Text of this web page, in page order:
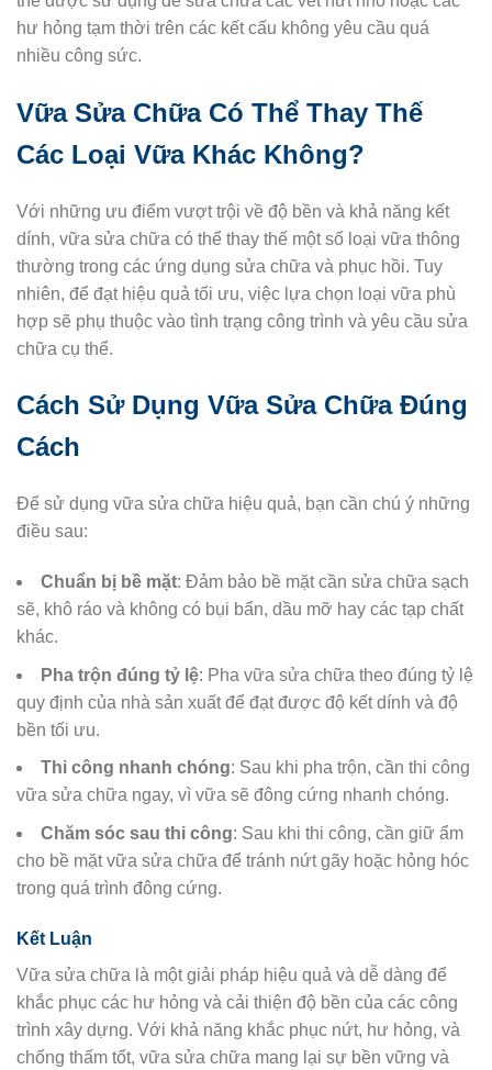
hư hỏng tạm thời trên các kết cấu không yêu cầu quá
nhiều công sức.
Vữa Sửa Chữa Có Thể Thay Thế
Các Loại Vữa Khác Không?
Với những ưu điểm vượt trội về độ bền và khả năng kết
dính, vữa sửa chữa có thể thay thế một số loại vữa thông
thường trong các ứng dụng sửa chữa và phục hồi. Tuy
nhiên, để đạt hiệu quả tối ưu, việc lựa chọn loại vữa phù
hợp sẽ phụ thuộc vào tình trạng công trình và yêu cầu sửa
chữa cụ thể.
Cách Sử Dụng Vữa Sửa Chữa Đúng
Cách
Để sử dụng vữa sửa chữa hiệu quả, bạn cần chú ý những
điều sau:
Chuẩn bị bề mặt: Đảm bảo bề mặt cần sửa chữa sạch
sẽ, khô ráo và không có bụi bẩn, dầu mỡ hay các tạp chất
khác.
Pha trộn đúng tỷ lệ: Pha vữa sửa chữa theo đúng tỷ lệ
quy định của nhà sản xuất để đạt được độ kết dính và độ
bền tối ưu.
Thi công nhanh chóng: Sau khi pha trộn, cần thi công
vữa sửa chữa ngay, vì vữa sẽ đông cứng nhanh chóng.
Chăm sóc sau thi công: Sau khi thi công, cần giữ ẩm
cho bề mặt vữa sửa chữa để tránh nứt gãy hoặc hỏng hóc
trong quá trình đông cứng.
Kết Luận
Vữa sửa chữa là một giải pháp hiệu quả và dễ dàng để
khắc phục các hư hỏng và cải thiện độ bền của các công
trình xây dựng. Với khả năng khắc phục nứt, hư hỏng, và
chống thấm tốt, vữa sửa chữa mang lại sự bền vững và